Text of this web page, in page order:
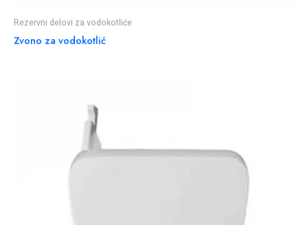
Rezervni delovi za vodokotliće
Zvono za vodokotlić